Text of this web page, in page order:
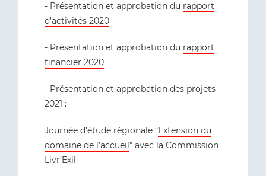
- Présentation et approbation du rapport
d’activités 2020
- Présentation et approbation du rapport
financier 2020
- Présentation et approbation des projets
2021 :
Journée d’étude régionale “Extension du
domaine de l’accueil” avec la Commission
Livr’Exil